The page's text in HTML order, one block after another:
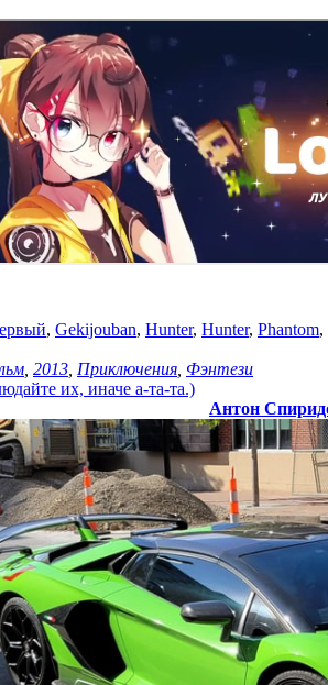
, Gekijouban, Hunter, Hunter, Phantom,
2013 Приключения Фэнтези
их, иначе а-та-та.)
Антон